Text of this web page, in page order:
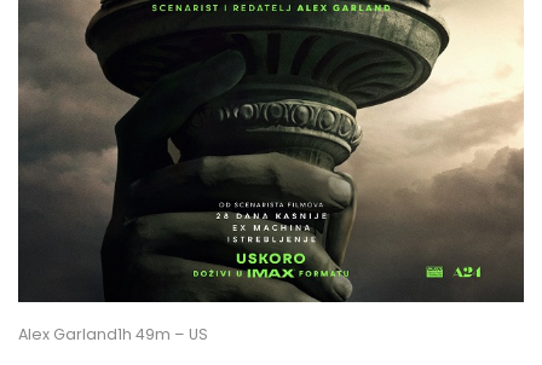
Alex Garland1h 49m – US